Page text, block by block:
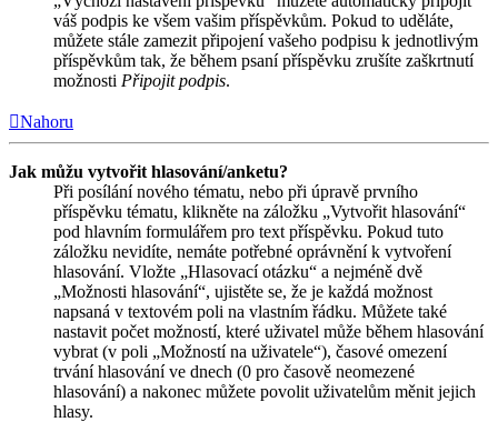
váš podpis ke všem vašim příspěvkům. Pokud to uděláte,
můžete stále zamezit připojení vašeho podpisu k jednotlivým
příspěvkům tak, že během psaní příspěvku zrušíte zaškrtnutí
možnosti Připojit podpis.
Nahoru
Jak můžu vytvořit hlasování/anketu?
Při posílání nového tématu, nebo při úpravě prvního
příspěvku tématu, klikněte na záložku „Vytvořit hlasování“
pod hlavním formulářem pro text příspěvku. Pokud tuto
záložku nevidíte, nemáte potřebné oprávnění k vytvoření
hlasování. Vložte „Hlasovací otázku“ a nejméně dvě
„Možnosti hlasování“, ujistěte se, že je každá možnost
napsaná v textovém poli na vlastním řádku. Můžete také
nastavit počet možností, které uživatel může během hlasování
vybrat (v poli „Možností na uživatele“), časové omezení
trvání hlasování ve dnech (0 pro časově neomezené
hlasování) a nakonec můžete povolit uživatelům měnit jejich
hlasy.